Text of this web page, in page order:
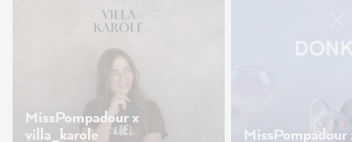
MissPompadour x
villa_karole
MissPompadour